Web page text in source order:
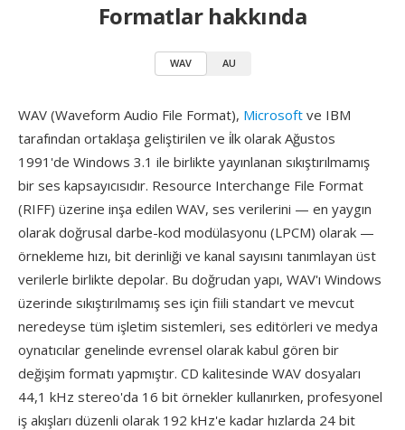
Formatlar hakkında
WAV AU
WAV (Waveform Audio File Format), Microsoft ve IBM
tarafından ortaklaşa geliştirilen ve i̇lk olarak Ağustos
1991'de Windows 3.1 ile birlikte yayınlanan sıkıştırılmamış
bir ses kapsayıcısıdır. Resource Interchange File Format
(RIFF) üzerine inşa edilen WAV, ses verilerini — en yaygın
olarak doğrusal darbe-kod modülasyonu (LPCM) olarak —
örnekleme hızı, bit derinliği ve kanal sayısını tanımlayan üst
verilerle birlikte depolar. Bu doğrudan yapı, WAV'ı Windows
üzerinde sıkıştırılmamış ses için fiili standart ve mevcut
neredeyse tüm işletim sistemleri, ses editörleri ve medya
oynatıcılar genelinde evrensel olarak kabul gören bir
değişim formatı yapmıştır. CD kalitesinde WAV dosyaları
44,1 kHz stereo'da 16 bit örnekler kullanırken, profesyonel
iş akışları düzenli olarak 192 kHz'e kadar hızlarda 24 bit